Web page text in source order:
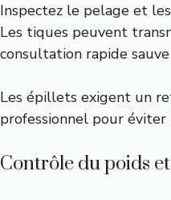
Inspectez le pelage et
Les tiques peuvent
consultation rapide sauve
Les épillets exigent un
professionnel pour
Contrôle du poids